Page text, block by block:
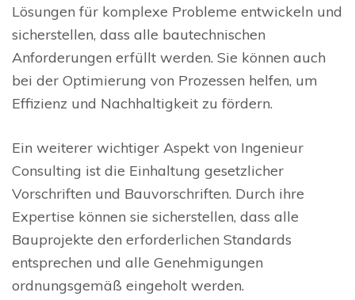
Lösungen für komplexe Probleme entwickeln und
sicherstellen, dass alle bautechnischen
Anforderungen erfüllt werden. Sie können auch
bei der Optimierung von Prozessen helfen, um
Effizienz und Nachhaltigkeit zu fördern.
Ein weiterer wichtiger Aspekt von Ingenieur
Consulting ist die Einhaltung gesetzlicher
Vorschriften und Bauvorschriften. Durch ihre
Expertise können sie sicherstellen, dass alle
Bauprojekte den erforderlichen Standards
entsprechen und alle Genehmigungen
ordnungsgemäß eingeholt werden.